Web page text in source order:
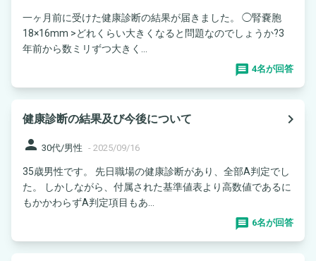
一ヶ月前に受けた健康診断の結果が届きました。 ◯腎嚢胞
18×16mm >どれくらい大きくなると問題なのでしょうか?3
年前から数ミリずつ大きく...
4名が回答
健康診断の結果及び今後について
navigate_next
person 30代/男性 - 2025/09/16
35歳男性です。 先日職場の健康診断があり、全部A判定でし
た。 しかしながら、付属された基準値表より高数値であるに
もかかわらずA判定項目もあ...
6名が回答